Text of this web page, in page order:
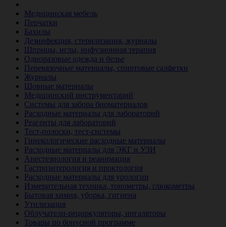
Медицинская мебель
Перчатки
Бахилы
Дезинфекция, стерилизация, журналы
Шприцы, иглы, инфузионная терапия
Одноразовые одежда и белье
Перевязочные материалы, спиртовые салфетки
Журналы
Шовные материалы
Медицинский инструментарий
Системы для забора биоматериалов
Расходные материалы для лабораторий
Реагенты для лабораторий
Тест-полоски, тест-системы
Гинекологические расходные материалы
Расходные материалы для ЭКГ и УЗИ
Анестезиология и реанимация
Гастроэнтерология и проктология
Расходные материалы для урологии
Измерительная техника, тонометры, глюкометры
Бытовая химия, уборка, гигиена
Утилизация
Облучатели-рециркуляторы, ингаляторы
Товары по бонусной программе